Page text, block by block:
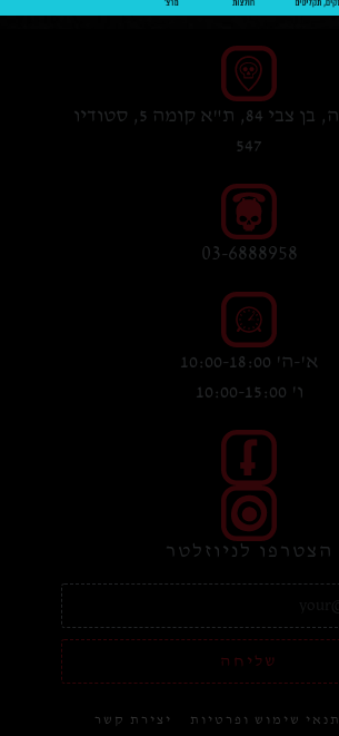
בניין פנורמה, בן צבי 84, ת"א קומה 5, סטודיו
547
03-6888958
א'-ה' 10:00-18:00
ו' 10:00-15:00
הצטרפו לניוזלטר
שליחה
תנאי שימוש ופרטיות יצירת קשר